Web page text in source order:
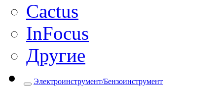
Cactus
InFocus
Другие
Электроинструмент/Бензоинструмент